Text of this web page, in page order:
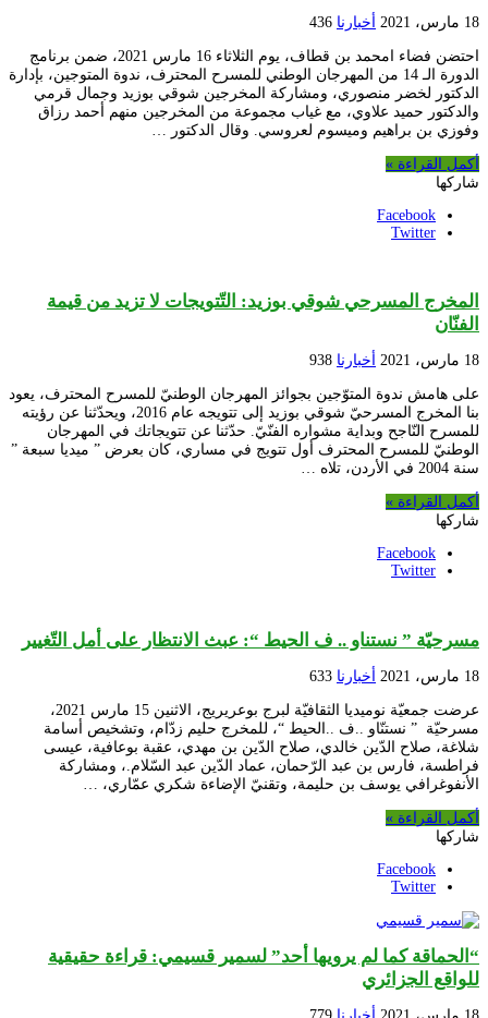
18 مارس، 2021 أخبارنا 436
احتضن فضاء امحمد بن قطاف، يوم الثلاثاء 16 مارس 2021، ضمن برنامج
الدورة الـ 14 من المهرجان الوطني للمسرح المحترف، ندوة المتوجين، بإدارة
الدكتور لخضر منصوري، ومشاركة المخرجين شوقي بوزيد وجمال قرمي
والدكتور حميد علاوي، مع غياب مجموعة من المخرجين منهم أحمد رزاق
وفوزي بن براهيم وميسوم لعروسي. وقال الدكتور …
أكمل القراءة »
شاركها
Facebook
Twitter
المخرج المسرحي شوقي بوزيد: التّتويجات لا تزيد من قيمة
الفنّان
18 مارس، 2021 أخبارنا 938
على هامش ندوة المتوّجين بجوائز المهرجان الوطنيّ للمسرح المحترف، يعود
بنا المخرج المسرحيّ شوقي بوزيد إلى تتويجه عام 2016، ويحدّثنا عن رؤيته
للمسرح النّاجح وبداية مشواره الفنّيّ. حدّثنا عن تتويجاتك في المهرجان
الوطنيّ للمسرح المحترف أول تتويج في مساري، كان بعرض ” ميديا سبعة ”
سنة 2004 في الأردن، تلاه …
أكمل القراءة »
شاركها
Facebook
Twitter
مسرحيّة ” نستناو .. ف الحيط “: عبث الانتظار على أمل التّغيير
18 مارس، 2021 أخبارنا 633
عرضت جمعيّة نوميديا الثقافيّة لبرج بوعريريج، الاثنين 15 مارس 2021،
مسرحيّة ” نستنّاو ..ف ..الحيط “، للمخرج حليم زدّام، وتشخيص أسامة
شلاغة، صلاح الدّين خالدي، صلاح الدّين بن مهدي، عقبة بوعافية، عيسى
فراطسة، فارس بن عبد الرّحمان، عماد الدّين عبد السّلام.، ومشاركة
الأنفوغرافي يوسف بن حليمة، وتقنيّ الإضاءة شكري عمّاري، …
أكمل القراءة »
شاركها
Facebook
Twitter
“الحماقة كما لم يرويها أحد” لسمير قسيمي: قراءة حقيقية
للواقع الجزائري